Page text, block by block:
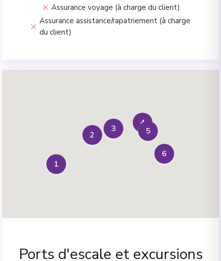
Assurance voyage (à charge du client)
Assurance assistance/rapatriement (à charge
du client)
1
2
3
4
5
6
Ports d'escale et excursions